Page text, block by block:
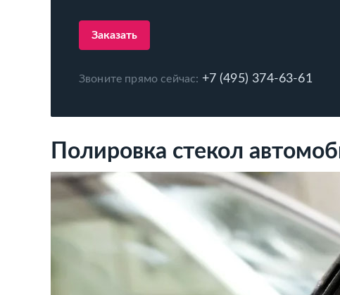
Заказать
Звоните прямо сейчас: +7 (495) 374-63-61
Полировка стекол